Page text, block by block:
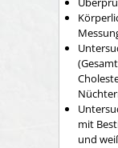
mit
und